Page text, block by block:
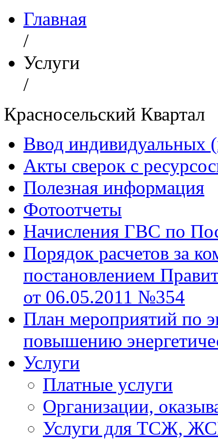
Главная
/
Услуги
/
Красносельский Квартал
Ввод индивидуальных
Акты сверок с
Полезная информация
Фотоотчеты
Начисления ГВС по
Порядок расчетов за
постановлением
от 06.05.2011 №354
План мероприятий по
повышению
Услуги
Платные услуги
Организации,
Услуги для ТСЖ,